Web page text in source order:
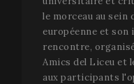
le morceau au sein
européenne et son
rencontre,
Amics del Liceu et
aux participants